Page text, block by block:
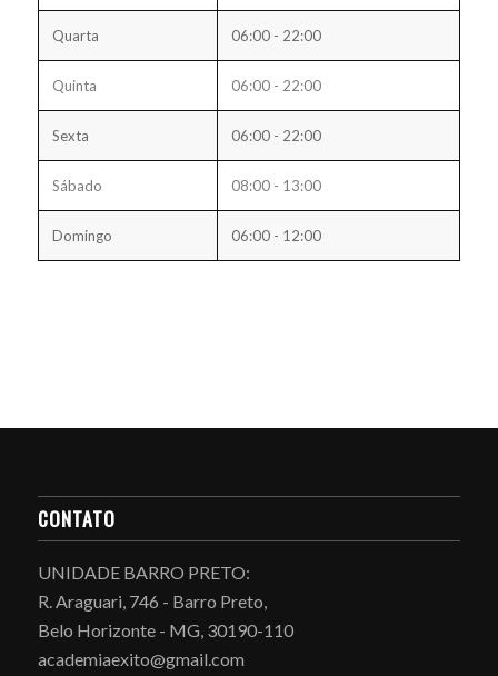
Quarta 06:00 - 22:00
Quinta 06:00 - 22:00
Sexta 06:00 - 22:00
Sábado 08:00 - 13:00
Domingo 06:00 - 12:00
CONTATO
UNIDADE BARRO PRETO:
R. Araguari, 746 - Barro Preto,
Belo Horizonte - MG, 30190-110
academiaexito@gmail.com